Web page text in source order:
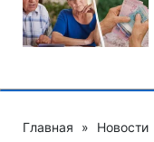
Главная » Новости